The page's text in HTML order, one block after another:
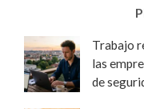
Trabajo
las
de